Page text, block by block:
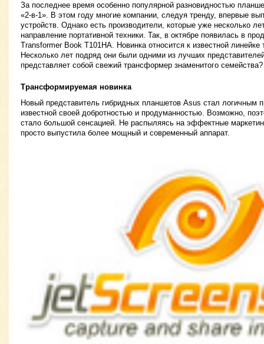
За последнее время особенно популярной разновидностью
«2-в-1». В этом году многие компании, следуя тренду, впервые
устройств. Однако есть производители, которые уже несколько
направление портативной техники. Так, в октябре появилась в
Transformer Book T101HA. Новинка относится к известной
Несколько лет подряд они были одними из лучших
представляет собой свежий трансформер знаменитого семейства?
Трансформируемая новинка
Новый представитель гибридных планшетов Asus стал логичным
известной своей добротностью и продуманностью. Возможно,
стало большой сенсацией. Не распыляясь на эффектные
просто выпустила более мощный и современный аппарат.